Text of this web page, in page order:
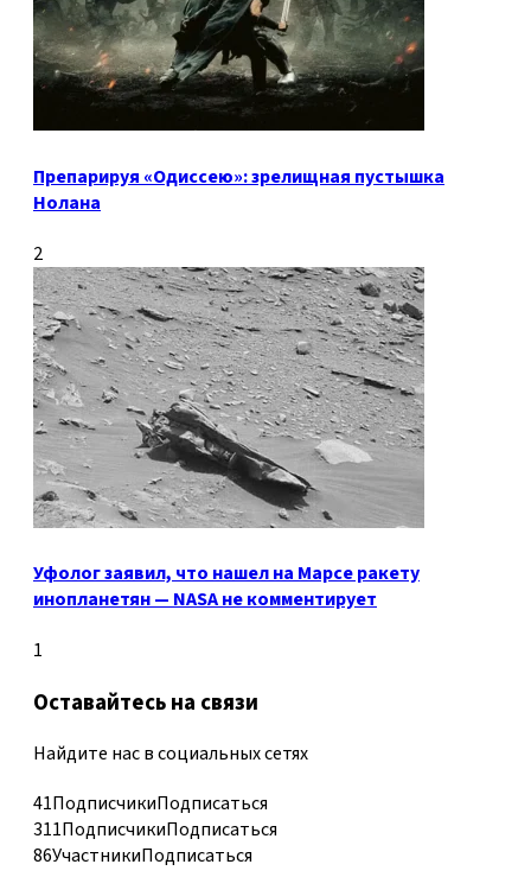
Препарируя «Одиссею»: зрелищная пустышка
Нолана
2
Уфолог заявил, что нашел на Марсе ракету
инопланетян — NASA не комментирует
1
Оставайтесь на связи
Найдите нас в социальных сетях
41ПодписчикиПодписаться
311ПодписчикиПодписаться
86УчастникиПодписаться